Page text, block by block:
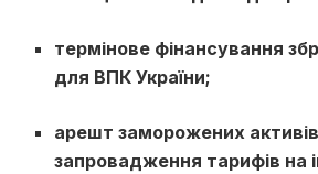
термінове фінансування
для ВПК України;
арешт заморожених
запровадження тарифів на